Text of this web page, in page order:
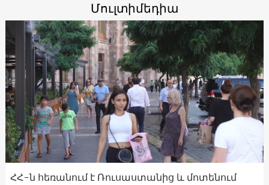
Մուլտիմեդիա
ՀՀ-ն հեռանում է Ռուսաստանից և մոտենում